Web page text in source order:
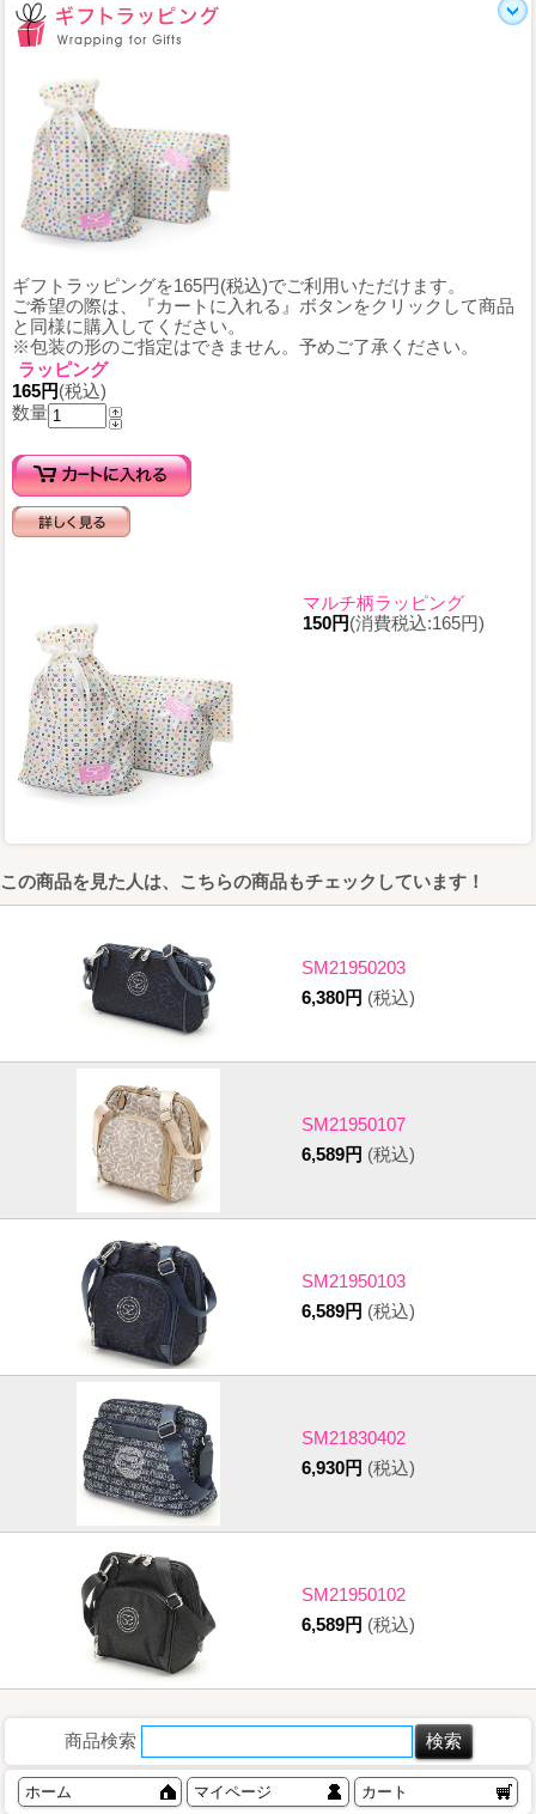
ギフトラッピングを165円(税込)でご利用いただけます。
ご希望の際は、『カートに入れる』ボタンをクリックして商品
と同様に購入してください。
※包装の形のご指定はできません。予めご了承ください。
ラッピング
165円(税込)
数量
マルチ柄ラッピング
150円(消費税込:165円)
この商品を見た人は、こちらの商品もチェックしています！
SM21950203
6,380円 (税込)
SM21950107
6,589円 (税込)
SM21950103
6,589円 (税込)
SM21830402
6,930円 (税込)
SM21950102
6,589円 (税込)
商品検索
ホーム マイページ カート